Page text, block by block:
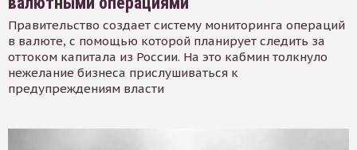
Правительство создает систему мониторинга операций
в валюте, с помощью которой планирует следить за
оттоком капитала из России. На это кабмин толкнуло
нежелание бизнеса прислушиваться к
предупреждениям власти